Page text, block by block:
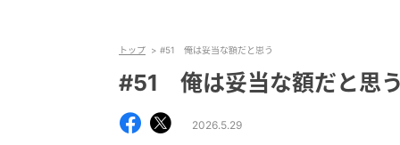
トップ #51 俺は妥当な額だと思う
#51 俺は妥当な額だと思
2026.5.29